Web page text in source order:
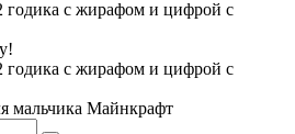
мальчика Майнкрафт